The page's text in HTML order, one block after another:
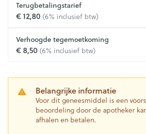
Terugbetalingstarief
€ 12,80(6% inclusief btw)
Verhoogde tegemoetkoming
€ 8,50(6% inclusief btw)
Belangrijke informatie
Voor dit geneesmiddel is een
beoordeling door de apotheker
afhalen en betalen.